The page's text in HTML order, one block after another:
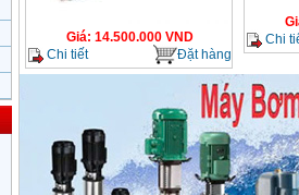
Giá: 14.500.000 VND
Chi tiết
Đặt hàng
Chi